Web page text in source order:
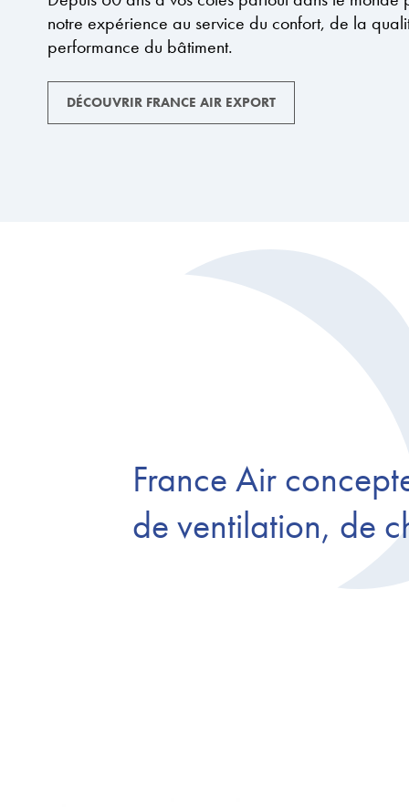
notre expérience au service du confort, de la
performance du bâtiment.
DÉCOUVRIR FRANCE AIR EXPORT
France Air
de ventilation, de